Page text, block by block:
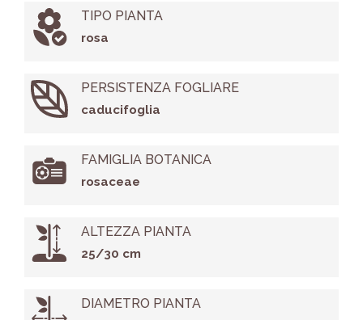
TIPO PIANTA
rosa
PERSISTENZA FOGLIARE
caducifoglia
FAMIGLIA BOTANICA
rosaceae
ALTEZZA PIANTA
25/30 cm
DIAMETRO PIANTA